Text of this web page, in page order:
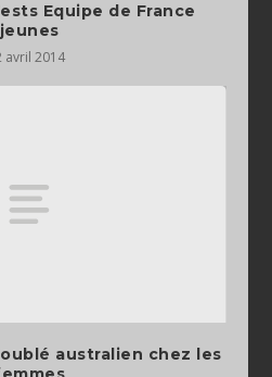
Equipe de France
jeunes
avril 2014
australien chez les